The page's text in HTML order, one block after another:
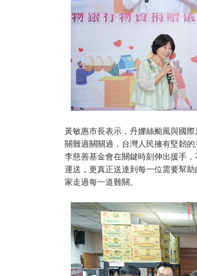
黃敏惠市長表示，丹娜絲颱風與國
關難過關關過，台灣人民擁有堅韌
李慈善基金會在關鍵時刻伸出援手
運送，更真正送達到每一位需要幫
家走過每一道難關。